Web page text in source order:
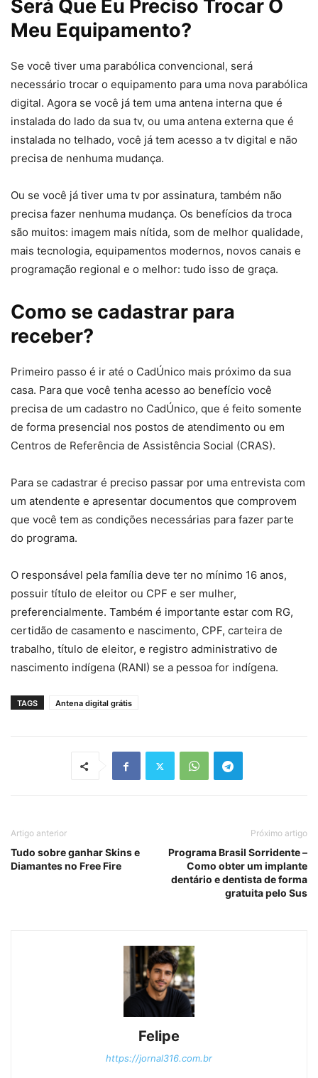
Será Que Eu Preciso Trocar O
Meu Equipamento?
Se você tiver uma parabólica convencional, será
necessário trocar o equipamento para uma nova parabólica
digital. Agora se você já tem uma antena interna que é
instalada do lado da sua tv, ou uma antena externa que é
instalada no telhado, você já tem acesso a tv digital e não
precisa de nenhuma mudança.
Ou se você já tiver uma tv por assinatura, também não
precisa fazer nenhuma mudança. Os benefícios da troca
são muitos: imagem mais nítida, som de melhor qualidade,
mais tecnologia, equipamentos modernos, novos canais e
programação regional e o melhor: tudo isso de graça.
Como se cadastrar para
receber?
Primeiro passo é ir até o CadÚnico mais próximo da sua
casa. Para que você tenha acesso ao benefício você
precisa de um cadastro no CadÚnico, que é feito somente
de forma presencial nos postos de atendimento ou em
Centros de Referência de Assistência Social (CRAS).
Para se cadastrar é preciso passar por uma entrevista com
um atendente e apresentar documentos que comprovem
que você tem as condições necessárias para fazer parte
do programa.
O responsável pela família deve ter no mínimo 16 anos,
possuir título de eleitor ou CPF e ser mulher,
preferencialmente. Também é importante estar com RG,
certidão de casamento e nascimento, CPF, carteira de
trabalho, título de eleitor, e registro administrativo de
nascimento indígena (RANI) se a pessoa for indígena.
TAGS Antena digital grátis
Artigo anterior
Tudo sobre ganhar Skins e
Diamantes no Free Fire
Próximo artigo
Programa Brasil Sorridente –
Como obter um implante
dentário e dentista de forma
gratuita pelo Sus
Felipe
https://jornal316.com.br